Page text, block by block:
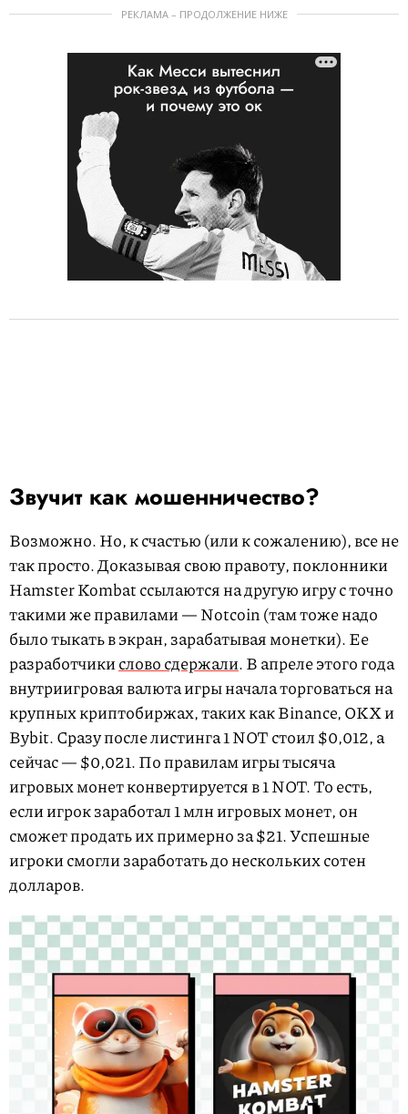
РЕКЛАМА – ПРОДОЛЖЕНИЕ НИЖЕ
Звучит как мошенничество?
Возможно. Но, к счастью (или к сожалению), все не
так просто. Доказывая свою правоту, поклонники
Hamster Kombat ссылаются на другую игру с точно
такими же правилами — Notcoin (там тоже надо
было тыкать в экран, зарабатывая монетки). Ее
разработчикислово сдержали. В апреле этого года
внутриигровая валюта игры начала торговаться на
крупных криптобиржах, таких как Binance, OKX и
Bybit. Сразу после листинга 1 NOT стоил $0,012, а
сейчас — $0,021. По правилам игры тысяча
игровых монет конвертируется в 1 NOT. То есть,
если игрок заработал 1 млн игровых монет, он
сможет продать их примерно за $21. Успешные
игроки смогли заработать до нескольких сотен
долларов.